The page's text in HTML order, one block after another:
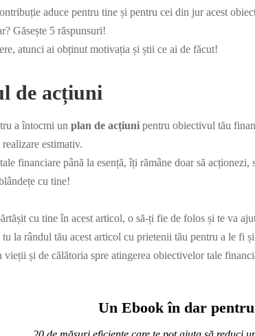
aduce pentru tine și pentru cei din jur acest
Găsește 5 răspunsuri!
atunci ai obținut motivația și știi ce ai de făcut!
de acțiuni
a întocmi un plan de acțiuni pentru obiectivul tău
estimativ.
financiare până la esență, îți rămâne doar să acționezi,
cu tine!
cu tine în acest articol, o să-ți fie de folos și te va
la rândul tău acest articol cu prietenii tău pentru a le fi
vieții și de călătoria spre atingerea obiectivelor tale
Un Ebook în dar